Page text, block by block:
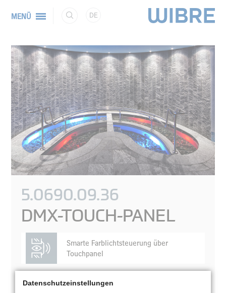
MENÜ DE
5.0690.09.36
DMX-TOUCH-PANEL
Smarte Farblichtsteuerung über
Touchpanel
Datenschutzeinstellungen